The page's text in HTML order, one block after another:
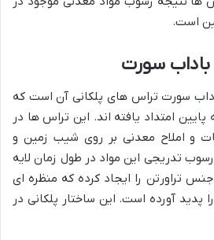
است.
سورت
سورت تراس های پلکانی آن است که
پایین امتداد یافته اند. این تراس ها در
و املاح معدنی بر روی شیب زمین و
تدریجی این مواد در طول زمان لایه
تراورتن را ایجاد کرده که منظره ای
پدید آورده است. این ساختار پلکانی در